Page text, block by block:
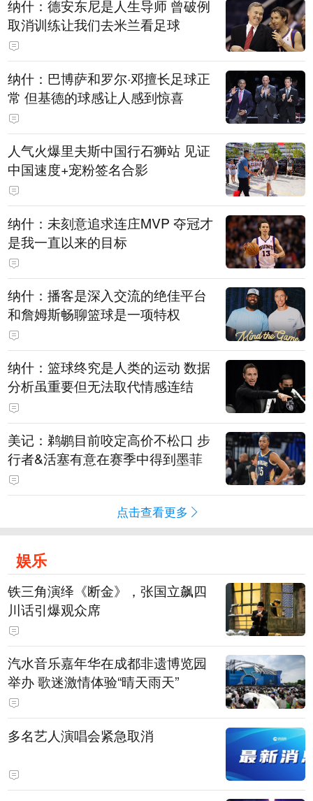
纳什：德安东尼是人生导师 曾破例
取消训练让我们去米兰看足球
纳什：巴博萨和罗尔·邓擅长足球正
常 但基德的球感让人感到惊喜
人气火爆里夫斯中国行石狮站 见证
中国速度+宠粉签名合影
纳什：未刻意追求连庄MVP 夺冠才
是我一直以来的目标
纳什：播客是深入交流的绝佳平台
和詹姆斯畅聊篮球是一项特权
纳什：篮球终究是人类的运动 数据
分析虽重要但无法取代情感连结
美记：鹈鹕目前咬定高价不松口 步
行者&活塞有意在赛季中得到墨菲
点击查看更多
娱乐
铁三角演绎《断金》，张国立飙四
川话引爆观众席
汽水音乐嘉年华在成都非遗博览园
举办 歌迷激情体验“晴天雨天”
多名艺人演唱会紧急取消